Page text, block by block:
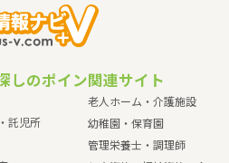
しのポイン
託児所
関連サイト
老人ホーム・介護施設
幼稚園・保育園
管理栄養士・調理師